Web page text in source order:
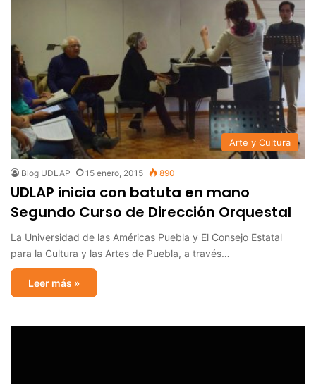
Arte y Cultura
Blog UDLAP 15 enero, 2015 890
UDLAP inicia con batuta en mano
Segundo Curso de Dirección Orquestal
La Universidad de las Américas Puebla y El Consejo Estatal
para la Cultura y las Artes de Puebla, a través…
Leer más »